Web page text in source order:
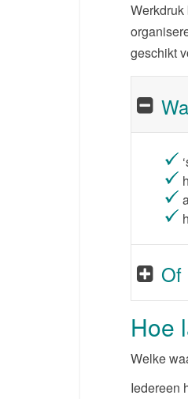
geschikt
Of
Hoe
Welke
Iedereen